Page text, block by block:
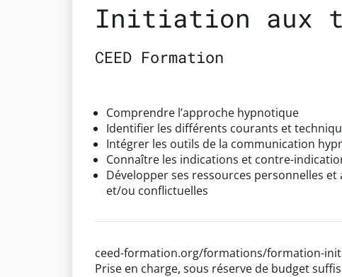
Initiation aux
CEED Formation
Comprendre l’approche hypnotique
Identifier les différents courants et
Intégrer les outils de la communication
Connaître les indications et contre-
Développer ses ressources personnelles
et/ou conflictuelles
ceed-formation.org/formations/formation-
Prise en charge, sous réserve de budget